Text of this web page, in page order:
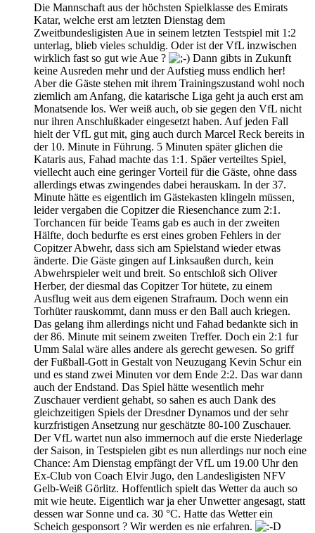
Die Mannschaft aus der höchsten Spielklasse des Emirats
Katar, welche erst am letzten Dienstag dem
Zweitbundesligisten Aue in seinem letzten Testspiel mit 1:2
unterlag, blieb vieles schuldig. Oder ist der VfL inzwischen
wirklich fast so gut wie Aue ?
Dann gibts in Zukunft
keine Ausreden mehr und der Aufstieg muss endlich her!
Aber die Gäste stehen mit ihrem Trainingszustand wohl noch
ziemlich am Anfang, die katarische Liga geht ja auch erst am
Monatsende los. Wer weiß auch, ob sie gegen den VfL nicht
nur ihren Anschlußkader eingesetzt haben. Auf jeden Fall
hielt der VfL gut mit, ging auch durch Marcel Reck bereits in
der 10. Minute in Führung. 5 Minuten später glichen die
Kataris aus, Fahad machte das 1:1. Späer verteiltes Spiel,
viellecht auch eine geringer Vorteil für die Gäste, ohne dass
allerdings etwas zwingendes dabei herauskam. In der 37.
Minute hätte es eigentlich im Gästekasten klingeln müssen,
leider vergaben die Copitzer die Riesenchance zum 2:1.
Torchancen für beide Teams gab es auch in der zweiten
Hälfte, doch bedurfte es erst eines groben Fehlers in der
Copitzer Abwehr, dass sich am Spielstand wieder etwas
änderte. Die Gäste gingen auf Linksaußen durch, kein
Abwehrspieler weit und breit. So entschloß sich Oliver
Herber, der diesmal das Copitzer Tor hütete, zu einem
Ausflug weit aus dem eigenen Strafraum. Doch wenn ein
Torhüter rauskommt, dann muss er den Ball auch kriegen.
Das gelang ihm allerdings nicht und Fahad bedankte sich in
der 86. Minute mit seinem zweiten Treffer. Doch ein 2:1 fur
Umm Salal wäre alles andere als gerecht gewesen. So griff
der Fußball-Gott in Gestalt von Neuzugang Kevin Schur ein
und es stand zwei Minuten vor dem Ende 2:2. Das war dann
auch der Endstand. Das Spiel hätte wesentlich mehr
Zuschauer verdient gehabt, so sahen es auch Dank des
gleichzeitigen Spiels der Dresdner Dynamos und der sehr
kurzfristigen Ansetzung nur geschätzte 80-100 Zuschauer.
Der VfL wartet nun also immernoch auf die erste Niederlage
der Saison, in Testspielen gibt es nun allerdings nur noch eine
Chance: Am Dienstag empfängt der VfL um 19.00 Uhr den
Ex-Club von Coach Elvir Jugo, den Landesligisten NFV
Gelb-Weiß Görlitz. Hoffentlich spielt das Wetter da auch so
mit wie heute. Eigentlich war ja eher Unwetter angesagt, statt
dessen war Sonne und ca. 30 °C. Hatte das Wetter ein
Scheich gesponsort ? Wir werden es nie erfahren.